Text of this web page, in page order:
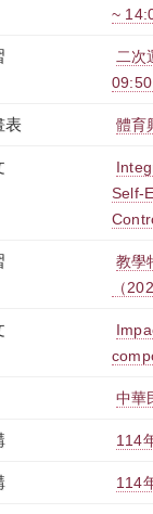
~
二次
表 體育
Self-
教學
（
中華
114
114